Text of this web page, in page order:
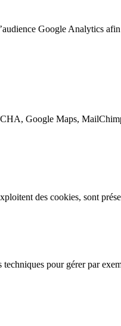
Google Analytics
Google Maps,
des cookies, sont
pour gérer par